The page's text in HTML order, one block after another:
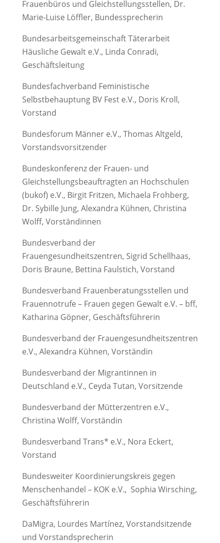
Frauenbüros und Gleichstellungsstellen, Dr.
Marie-Luise Löffler, Bundessprecherin
Bundesarbeitsgemeinschaft Täterarbeit
Häusliche Gewalt e.V., Linda Conradi,
Geschäftsleitung
Bundesfachverband Feministische
Selbstbehauptung BV Fest e.V., Doris Kroll,
Vorstand
Bundesforum Männer e.V., Thomas Altgeld,
Vorstandsvorsitzender
Bundeskonferenz der Frauen- und
Gleichstellungsbeauftragten an Hochschulen
(bukof) e.V., Birgit Fritzen, Michaela Frohberg,
Dr. Sybille Jung, Alexandra Kühnen, Christina
Wolff, Vorständinnen
Bundesverband der
Frauengesundheitszentren, Sigrid Schellhaas,
Doris Braune, Bettina Faulstich, Vorstand
Bundesverband Frauenberatungsstellen und
Frauennotrufe – Frauen gegen Gewalt e.V. – bff,
Katharina Göpner, Geschäftsführerin
Bundesverband der Frauengesundheitszentren
e.V., Alexandra Kühnen, Vorständin
Bundesverband der Migrantinnen in
Deutschland e.V., Ceyda Tutan, Vorsitzende
Bundesverband der Mütterzentren e.V.,
Christina Wolff, Vorständin
Bundesverband Trans* e.V., Nora Eckert,
Vorstand
Bundesweiter Koordinierungskreis gegen
Menschenhandel – KOK e.V., Sophia Wirsching,
Geschäftsführerin
DaMigra, Lourdes Martínez, Vorstandsitzende
und Vorstandsprecherin